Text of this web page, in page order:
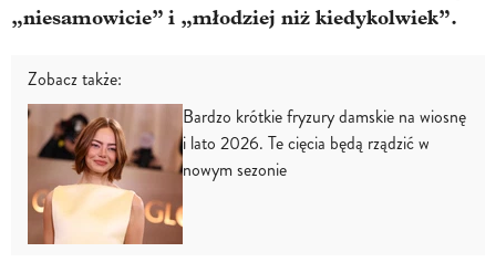
„niesamowicie” i „młodziej niż kiedykolwiek”.
Zobacz także:
Bardzo krótkie fryzury damskie na wiosnę
i lato 2026. Te cięcia będą rządzić w
nowym sezonie